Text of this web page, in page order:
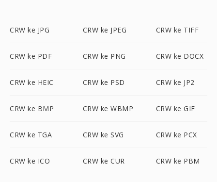
CRW ke JPG CRW ke JPEG CRW ke TIFF
CRW ke PDF CRW ke PNG CRW ke DOCX
CRW ke HEIC CRW ke PSD CRW ke JP2
CRW ke BMP CRW ke WBMP CRW ke GIF
CRW ke TGA CRW ke SVG CRW ke PCX
CRW ke ICO CRW ke CUR CRW ke PBM